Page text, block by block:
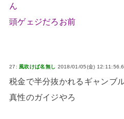
ん
頭ゲェジだろお前
27: 風吹けば名無し 2018/01/05(金)
税金で半分抜かれるギャンブ
真性のガイジやろ